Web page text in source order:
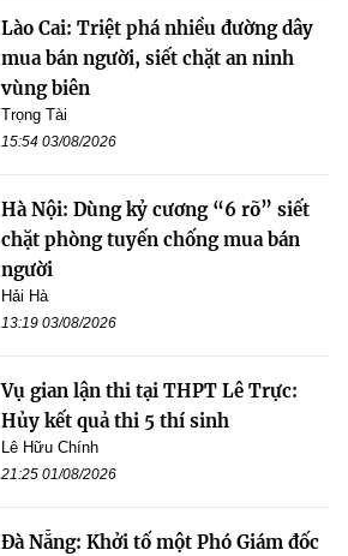
Lào Cai: Triệt phá nhiều đường dây
mua bán người, siết chặt an ninh
vùng biên
Trọng Tài
15:54 03/08/2026
Hà Nội: Dùng kỷ cương “6 rõ” siết
chặt phòng tuyến chống mua bán
người
Hải Hà
13:19 03/08/2026
Vụ gian lận thi tại THPT Lê Trực:
Hủy kết quả thi 5 thí sinh
Lê Hữu Chính
21:25 01/08/2026
Đà Nẵng: Khởi tố một Phó Giám đốc